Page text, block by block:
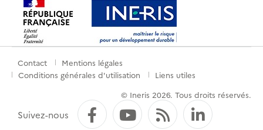
Menu
pied
Contact
Mentions légales
Conditions générales d'utilisation
Liens utiles
© Ineris 2026. Tous droits réservés.
Suivez-nous FacebookYouTube
Flux RSS